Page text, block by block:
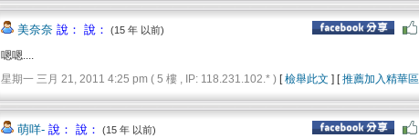
美奈奈 說： 說： (15 年 以前)
嗯嗯....
星期一 三月 21, 2011 4:25 pm ( 5 樓 , IP: 118.231.102.* ) [檢舉此文 ] [推薦加入精華區
萌咩- 說： 說： (15 年 以前)